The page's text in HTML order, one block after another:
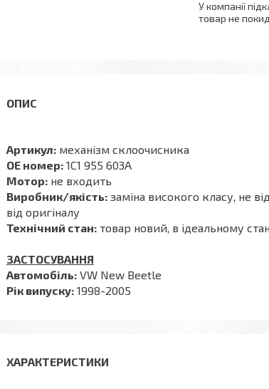
У компанії
товар не
Артикул: механізм склоочисника
OE номер: 1C1 955 603A
Мотор: не входить
Виробник/якість: заміна високого класу, не
від оригіналу
Технічний стан: товар новий, в ідеальному
ЗАСТОСУВАННЯ
Автомобіль: VW New Beetle
Рік випуску: 1998-2005
ХАРАКТЕРИСТИКИ